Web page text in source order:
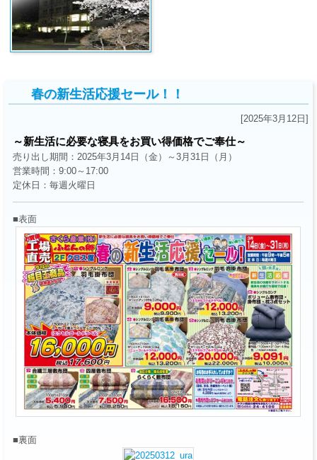
春の新生活応援セール！！
[2025年3月12日]
～新生活に必要な寝具をお買い得価格でご奉仕～
売り出し期間：2025年3月14日（金）～3月31日（月）
営業時間：9:00～17:00
定休日：毎週火曜日
■表面
■裏面